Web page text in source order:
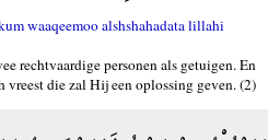
waaqeemoo alshshahadata lillahi
rechtvaardige personen als getuigen. En
die zal Hij een oplossing geven. (2)